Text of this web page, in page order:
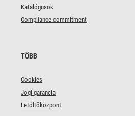
Katalógusok
Compliance commitment
TÖBB
Cookies
Jogi garancia
Letöltőközpont